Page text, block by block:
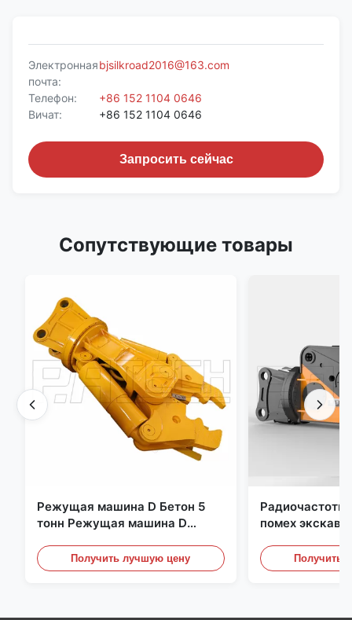
Электронная
почта:
bjsilkroad2016@163.com
Телефон:
+86 152 1104 0646
Вичат:
+86 152 1104 0646
Запросить сейчас
Сопутствующие товары
Режущая машина D Бетон 5
тонн Режущая машина D
Получить лучшую цену
помех
Получить